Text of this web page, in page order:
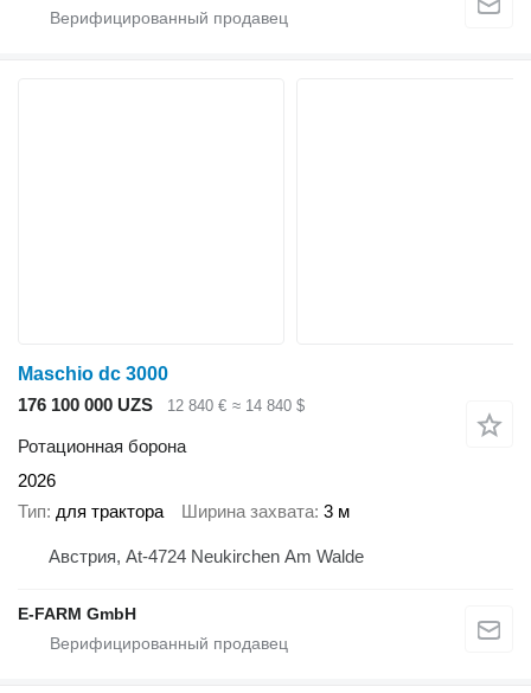
Maschio dc 3000
176 100 000 UZS
12 840 € ≈ 14 840 $
Ротационная борона
2026
Тип для трактора Ширина захвата 3 м
Австрия, At-4724 Neukirchen Am Walde
E-FARM GmbH